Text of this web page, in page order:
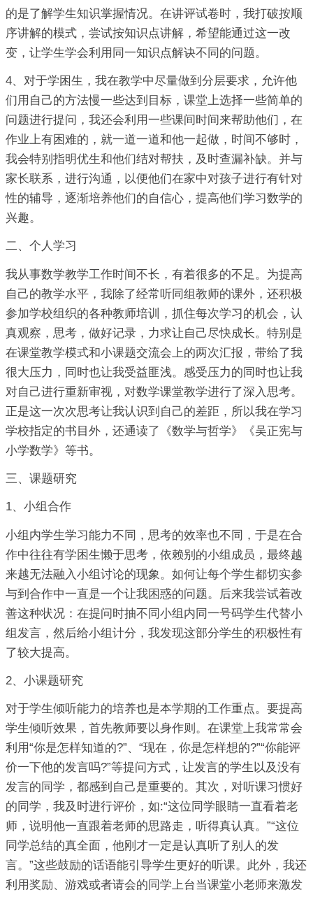
的是了解学生知识掌握情况。在讲评试卷时，我打破按顺
序讲解的模式，尝试按知识点讲解，希望能通过这一改
变，让学生学会利用同一知识点解诀不同的问题。
4、对于学困生，我在教学中尽量做到分层要求，允许他
们用自己的方法慢一些达到目标，课堂上选择一些简单的
问题进行提问，我还会利用一些课间时间来帮助他们，在
作业上有困难的，就一道一道和他一起做，时间不够时，
我会特别指明优生和他们结对帮扶，及时查漏补缺。并与
家长联系，进行沟通，以便他们在家中对孩子进行有针对
性的辅导，逐渐培养他们的自信心，提高他们学习数学的
兴趣。
二、个人学习
我从事数学教学工作时间不长，有着很多的不足。为提高
自己的教学水平，我除了经常听同组教师的课外，还积极
参加学校组织的各种教师培训，抓住每次学习的机会，认
真观察，思考，做好记录，力求让自己尽快成长。特别是
在课堂教学模式和小课题交流会上的两次汇报，带给了我
很大压力，同时也让我受益匪浅。感受压力的同时也让我
对自己进行重新审视，对数学课堂教学进行了深入思考。
正是这一次次思考让我认识到自己的差距，所以我在学习
学校指定的书目外，还通读了《数学与哲学》《吴正宪与
小学数学》等书。
三、课题研究
1、小组合作
小组内学生学习能力不同，思考的效率也不同，于是在合
作中往往有学困生懒于思考，依赖别的小组成员，最终越
来越无法融入小组讨论的现象。如何让每个学生都切实参
与到合作中一直是一个让我困惑的问题。后来我尝试着改
善这种状况：在提问时抽不同小组内同一号码学生代替小
组发言，然后给小组计分，我发现这部分学生的积极性有
了较大提高。
2、小课题研究
对于学生倾听能力的培养也是本学期的工作重点。要提高
学生倾听效果，首先教师要以身作则。在课堂上我常常会
利用“你是怎样知道的?”、“现在，你是怎样想的?”“你能评
价一下他的发言吗?”等提问方式，让发言的学生以及没有
发言的同学，都感到自己是重要的。其次，对听课习惯好
的同学，我及时进行评价，如:“这位同学眼睛一直看着老
师，说明他一直跟着老师的思路走，听得真认真。”“这位
同学总结的真全面，他刚才一定是认真听了别人的发
言。”这些鼓励的话语能引导学生更好的听课。此外，我还
利用奖励、游戏或者请会的同学上台当课堂小老师来激发